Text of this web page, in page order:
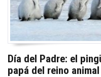
Día del Padre: el
papá del reino animal